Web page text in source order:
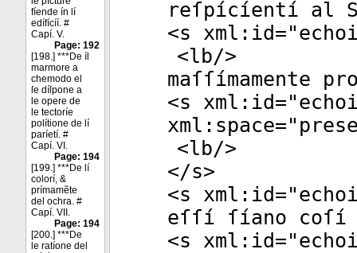
fíende ín lí
edífícíí. #
Capí. V.
Page: 192
[198.] ***De íl
marmore a
chemodo el
ſe díſpone a
le opere de
le tectoríe
polítione de lí
paríetí. #
Capí. VI.
Page: 194
[199.] ***De lí
colorí, &
prímamẽte
del ochra. #
Capí. VII.
Page: 194
[200.] ***De
le ratíone del
reſpícíentí al
<s xml:id="
<lb/>
<s xml:id="
xml:space="
<lb/>
</s>
<s xml:id="
eſſí ſíano
<s xml:id="